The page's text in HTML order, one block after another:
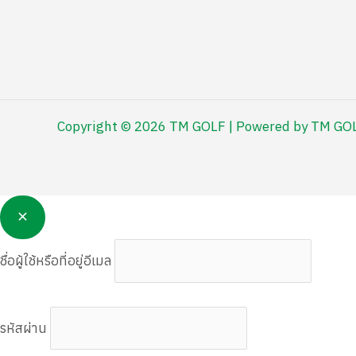
Copyright © 2026 TM GOLF | Powered by TM
ชื่อผู้ใช้หรือที่อยู่อีเมล
รหัสผ่าน